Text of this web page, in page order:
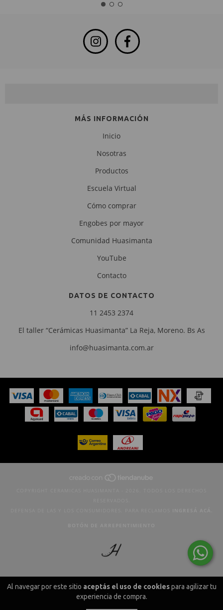
Al navegar por este sitio aceptás el uso de cookiespara agilizar tu
experiencia de compra.
MÁS INFORMACIÓN
Inicio
Nosotras
Productos
Escuela Virtual
Cómo comprar
Engobes por mayor
Comunidad Huasimanta
YouTube
Contacto
DATOS DE CONTACTO
11 2453 2374
El taller “Cerámicas Huasimanta” La Reja, Moreno. Bs As
info@huasimanta.com.ar